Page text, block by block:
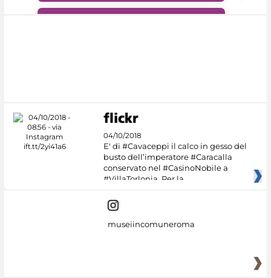
04/10/2018
E' di #Cavaceppi il calco in gesso del
busto dell’imperatore #Caracalla
conservato nel #CasinoNobile a
#VillaTorlonia. Per la
museiincomuneroma